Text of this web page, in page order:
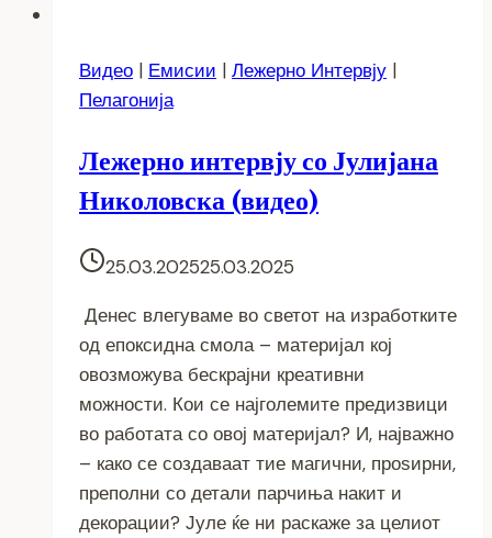
Видео | Емисии | Лежерно Интервју |
Пелагонија
Лежерно интервју со Јулијана
Николовска (видео)
25.03.202525.03.2025
Денес влегуваме во светот на изработките
од епоксидна смола – материјал кој
овозможува бескрајни креативни
можности. Кои се најголемите предизвици
во работата со овој материјал? И, најважно
– како се создаваат тие магични, проѕирни,
преполни со детали парчиња накит и
декорации? Јуле ќе ни раскаже за целиот